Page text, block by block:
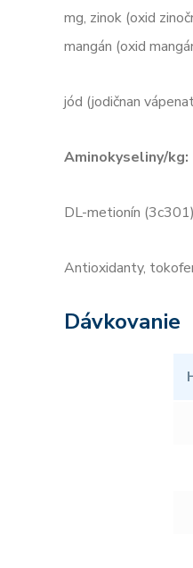
mg, zinok (oxid
mangán (oxid
jód (jodičnan
Aminokyseliny/kg:
DL-metionín
Antioxidanty,
Dávkovanie